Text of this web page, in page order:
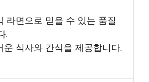
라면으로 믿을 수 있는 품질
.
운 식사와 간식을 제공합니다.